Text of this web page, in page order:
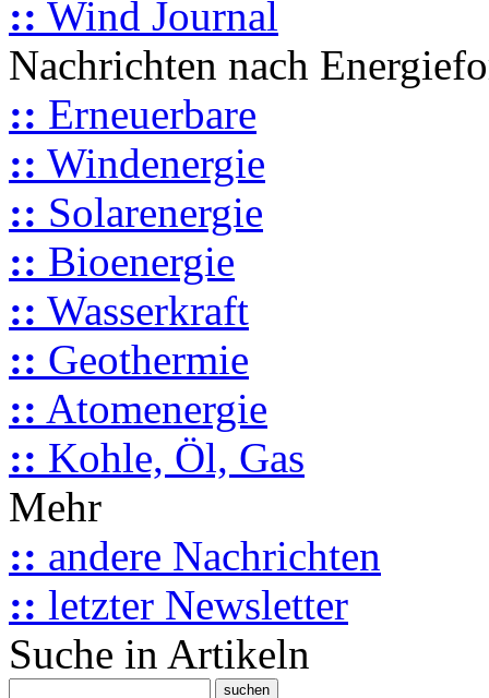
:: Wind Journal
Nachrichten nach
:: Erneuerbare
:: Windenergie
:: Solarenergie
:: Bioenergie
:: Wasserkraft
:: Geothermie
:: Atomenergie
:: Kohle, Öl, Gas
Mehr
:: andere Nachrichten
:: letzter Newsletter
Suche in Artikeln